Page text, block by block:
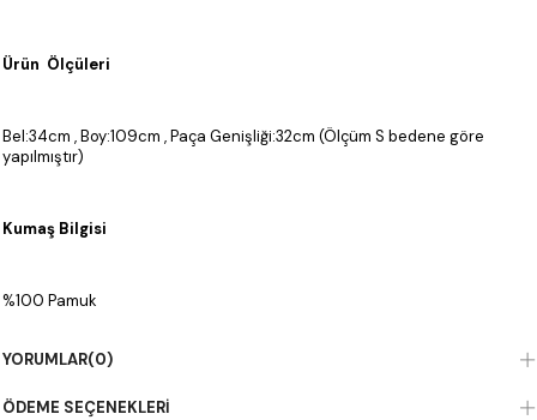
Ürün Ölçüleri
Bel:34cm , Boy:109cm , Paça Genişliği:32cm (Ölçüm S bedene göre
yapılmıştır)
Kumaş Bilgisi
%100 Pamuk
YORUMLAR(0)
ÖDEME SEÇENEKLERI